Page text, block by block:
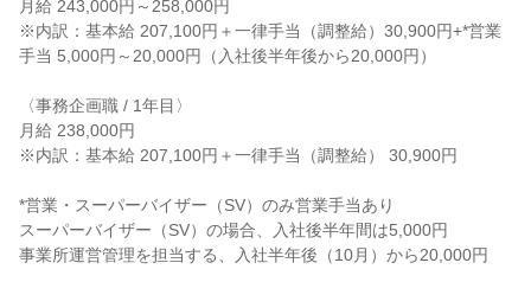
月給 243,000円～258,000円
※内訳：基本給 207,100円＋一律手当（調整給）30,900円+*営業
手当 5,000円～20,000円（入社後半年後から20,000円）
〈事務企画職 / 1年目〉
月給 238,000円
※内訳：基本給 207,100円＋一律手当（調整給） 30,900円
*営業・スーパーバイザー（SV）のみ営業手当あり
スーパーバイザー（SV）の場合、入社後半年間は5,000円
事業所運営管理を担当する、入社半年後（10月）から20,000円